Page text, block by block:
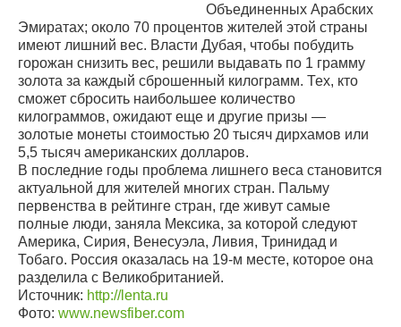
Объединенных Арабских
Эмиратах; около 70 процентов жителей этой страны
имеют лишний вес. Власти Дубая, чтобы побудить
горожан снизить вес, решили выдавать по 1 грамму
золота за каждый сброшенный килограмм. Тех, кто
сможет сбросить наибольшее количество
килограммов, ожидают еще и другие призы —
золотые монеты стоимостью 20 тысяч дирхамов или
5,5 тысяч американских долларов.
В последние годы проблема лишнего веса становится
актуальной для жителей многих стран. Пальму
первенства в рейтинге стран, где живут самые
полные люди, заняла Мексика, за которой следуют
Америка, Сирия, Венесуэла, Ливия, Тринидад и
Тобаго. Россия оказалась на 19-м месте, которое она
разделила с Великобританией.
Источник: http://lenta.ru
Фото: www.newsfiber.com